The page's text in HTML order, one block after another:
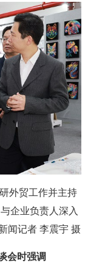
外贸工作并主持
企业负责人深入
闻记者 李震宇 摄
会时强调